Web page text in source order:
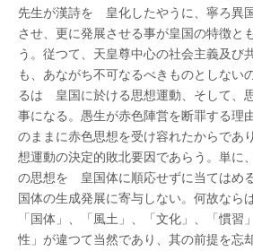
先生が漢詩を 皇化したやうに、寧ろ異
させ、更に発展させる事が皇国の特徴と
う。従つて、天皇尊中心の社会主義及び
も、あながち不可なるべきものとしない
るは 皇国に於ける思想運動、そして、
事になる。愚生が赤色陣営を断罪する
のままに赤色思想を受け容れたからであ
想運動の決定的敗北要因であらう。単に
の思想を 皇国体に順応せずに当てはめ
国体の生成発展に寄与しない。何故なら
「国体」、「風土」、「文化」、「慣習
性」が違つて当然であり、其の前提を忘